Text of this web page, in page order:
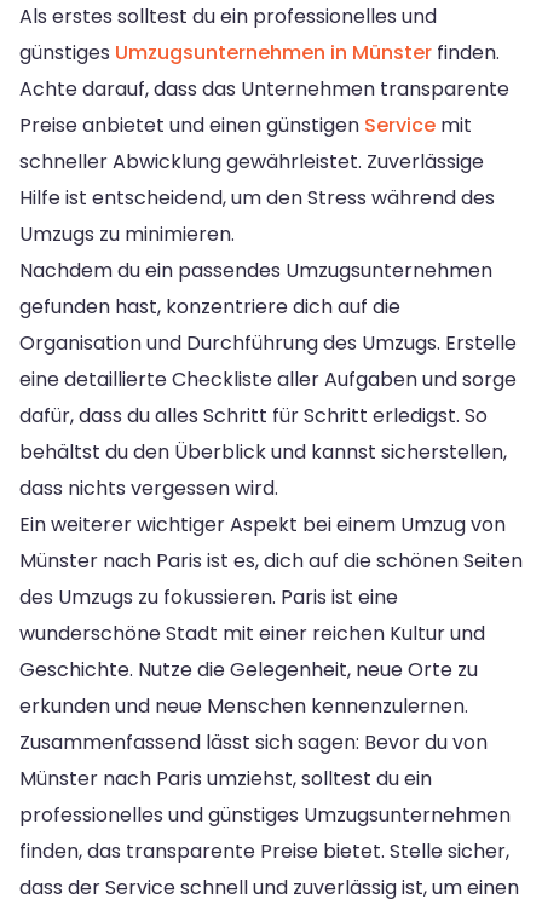
Als erstes solltest du ein professionelles und
günstiges Umzugsunternehmen in Münster finden.
Achte darauf, dass das Unternehmen transparente
Preise anbietet und einen günstigen Service mit
schneller Abwicklung gewährleistet. Zuverlässige
Hilfe ist entscheidend, um den Stress während des
Umzugs zu minimieren.
Nachdem du ein passendes Umzugsunternehmen
gefunden hast, konzentriere dich auf die
Organisation und Durchführung des Umzugs. Erstelle
eine detaillierte Checkliste aller Aufgaben und sorge
dafür, dass du alles Schritt für Schritt erledigst. So
behältst du den Überblick und kannst sicherstellen,
dass nichts vergessen wird.
Ein weiterer wichtiger Aspekt bei einem Umzug von
Münster nach Paris ist es, dich auf die schönen Seiten
des Umzugs zu fokussieren. Paris ist eine
wunderschöne Stadt mit einer reichen Kultur und
Geschichte. Nutze die Gelegenheit, neue Orte zu
erkunden und neue Menschen kennenzulernen.
Zusammenfassend lässt sich sagen: Bevor du von
Münster nach Paris umziehst, solltest du ein
professionelles und günstiges Umzugsunternehmen
finden, das transparente Preise bietet. Stelle sicher,
dass der Service schnell und zuverlässig ist, um einen